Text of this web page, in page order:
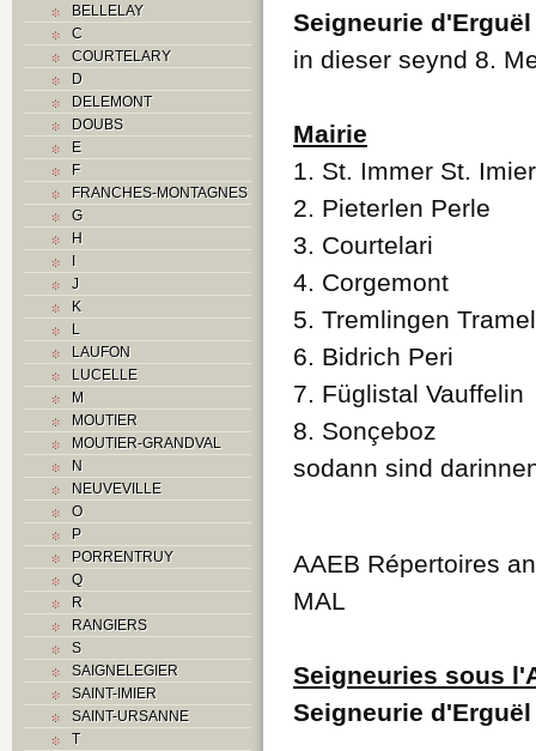
BELLELAY
C
COURTELARY
D
DELEMONT
DOUBS
E
F
FRANCHES-MONTAGNES
G
H
I
J
K
L
LAUFON
LUCELLE
M
MOUTIER
MOUTIER-GRANDVAL
N
NEUVEVILLE
O
P
PORRENTRUY
Q
R
RANGIERS
S
SAIGNELEGIER
SAINT-IMIER
SAINT-URSANNE
T
Seigneurie d'Erguël
in dieser seynd 8.
Mairie
1. St. Immer St. Imier
2. Pieterlen Perle
3. Courtelari
4. Corgemont
5. Tremlingen
6. Bidrich Peri
7. Füglistal Vauffelin
8. Sonçeboz
sodann sind
AAEB Répertoires
MAL
Seigneuries sous
Seigneurie d'Erguël